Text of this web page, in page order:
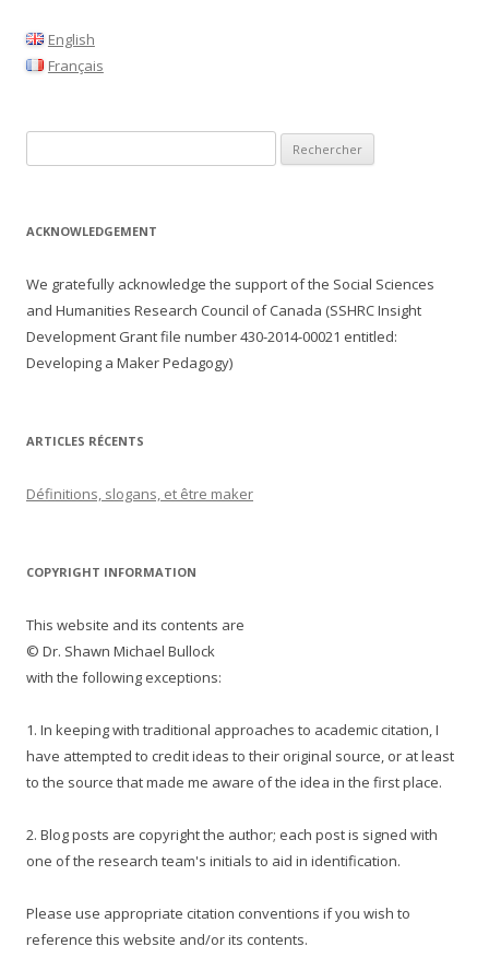
English
Français
ACKNOWLEDGEMENT
We gratefully acknowledge the support of the Social Sciences
and Humanities Research Council of Canada (SSHRC Insight
Development Grant file number430-2014-00021 entitled:
Developing a Maker Pedagogy)
ARTICLES RÉCENTS
Définitions, slogans, et être maker
COPYRIGHT INFORMATION
This website and its contents are
© Dr. Shawn Michael Bullock
with the following exceptions:
1. In keeping with traditional approaches to academic citation, I
have attempted to credit ideas to their original source, or at least
to the source that made me aware of the idea in the first place.
2. Blog posts are copyright the author; each post is signed with
one of the research team's initials to aid in identification.
Please use appropriate citation conventions if you wish to
reference this website and/or its contents.